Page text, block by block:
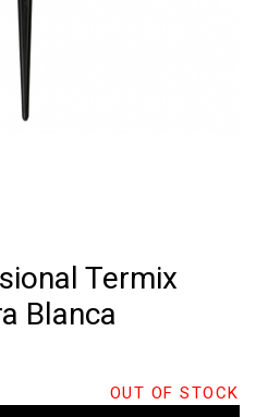
Termix
Blanca
OUT OF STOCK